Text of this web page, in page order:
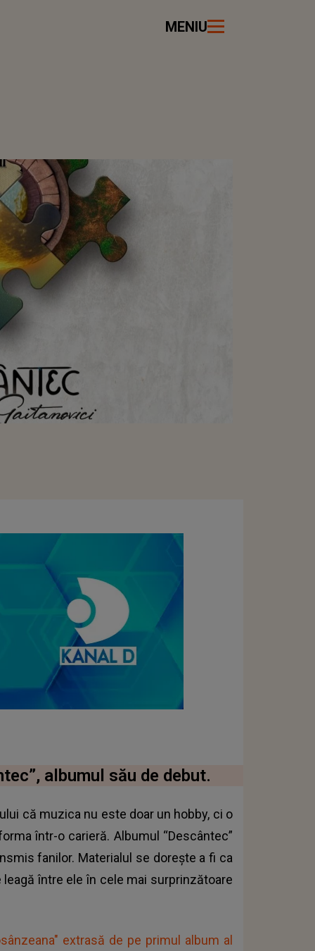
MENIU
albumul său de debut.
că muzica nu este doar un hobby, ci o
într-o carieră. Albumul “Descântec”
fanilor. Materialul se dorește a fi ca
între ele în cele mai surprinzătoare
extrasă de pe primul album al